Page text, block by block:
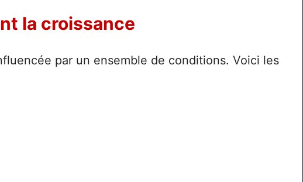
la croissance
par un ensemble de conditions. Voici les